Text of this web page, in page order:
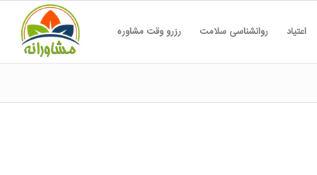
اعتیاد روانشناسی سلامت رزرو وقت مشاوره